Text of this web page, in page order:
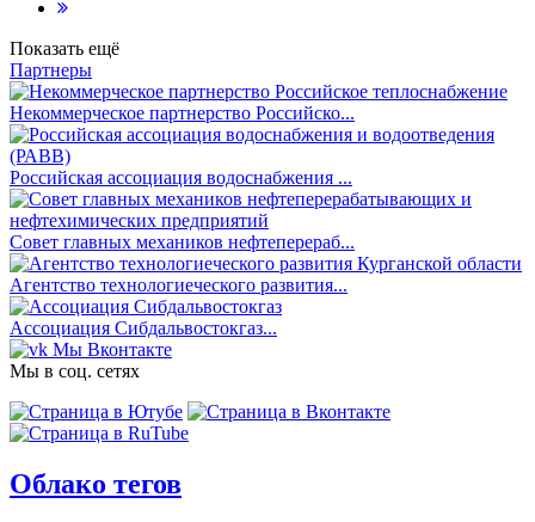
Показать ещё
Партнеры
Некоммерческое партнерство Российско...
Российская ассоциация водоснабжения ...
Совет главных механиков нефтеперераб...
Агентство технологиеческого развития...
Ассоциация Сибдальвостокгаз...
Мы Вконтакте
Мы в соц. сетях
Облако тегов